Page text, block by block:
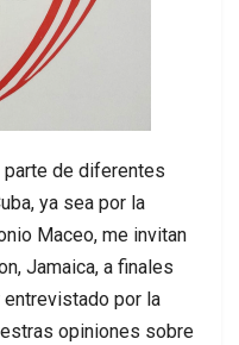
parte de diferentes
ya sea por la
Maceo, me invitan
Jamaica, a finales
por la
opiniones sobre